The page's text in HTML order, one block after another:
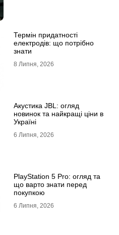
Термін придатності
електродів: що потрібно
знати
8 Липня, 2026
Акустика JBL: огляд
новинок та найкращі ціни в
Україні
6 Липня, 2026
PlayStation 5 Pro: огляд та
що варто знати перед
покупкою
6 Липня, 2026